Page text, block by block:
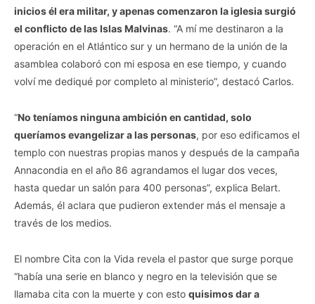
inicios él era militar, y apenas comenzaron la iglesia surgió
el conflicto de las Islas Malvinas. “A mí me destinaron a la
operación en el Atlántico sur y un hermano de la unión de la
asamblea colaboró con mi esposa en ese tiempo, y cuando
volví me dediqué por completo al ministerio”, destacó Carlos.
“No teníamos ninguna ambición en cantidad, solo
queríamos evangelizar a las personas, por eso edificamos el
templo con nuestras propias manos y después de la campaña
Annacondia en el año 86 agrandamos el lugar dos veces,
hasta quedar un salón para 400 personas”, explica Belart.
Además, él aclara que pudieron extender más el mensaje a
través de los medios.
El nombre Cita con la Vida revela el pastor que surge porque
“había una serie en blanco y negro en la televisión que se
llamaba cita con la muerte y con esto quisimos dar a